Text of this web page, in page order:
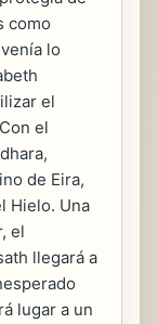
como
lo
el
el
de Eira,
Hielo. Una
el
llegará a
lugar a un